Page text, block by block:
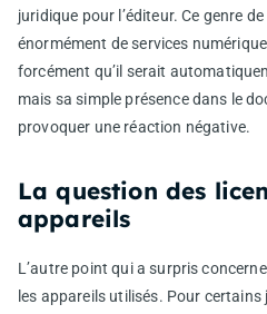
juridique pour l’éditeur. Ce genre
énormément de services
forcément qu’il serait
mais sa simple présence dans le
provoquer une réaction négative.
La question des
appareils
L’autre point qui a surpris
les appareils utilisés. Pour